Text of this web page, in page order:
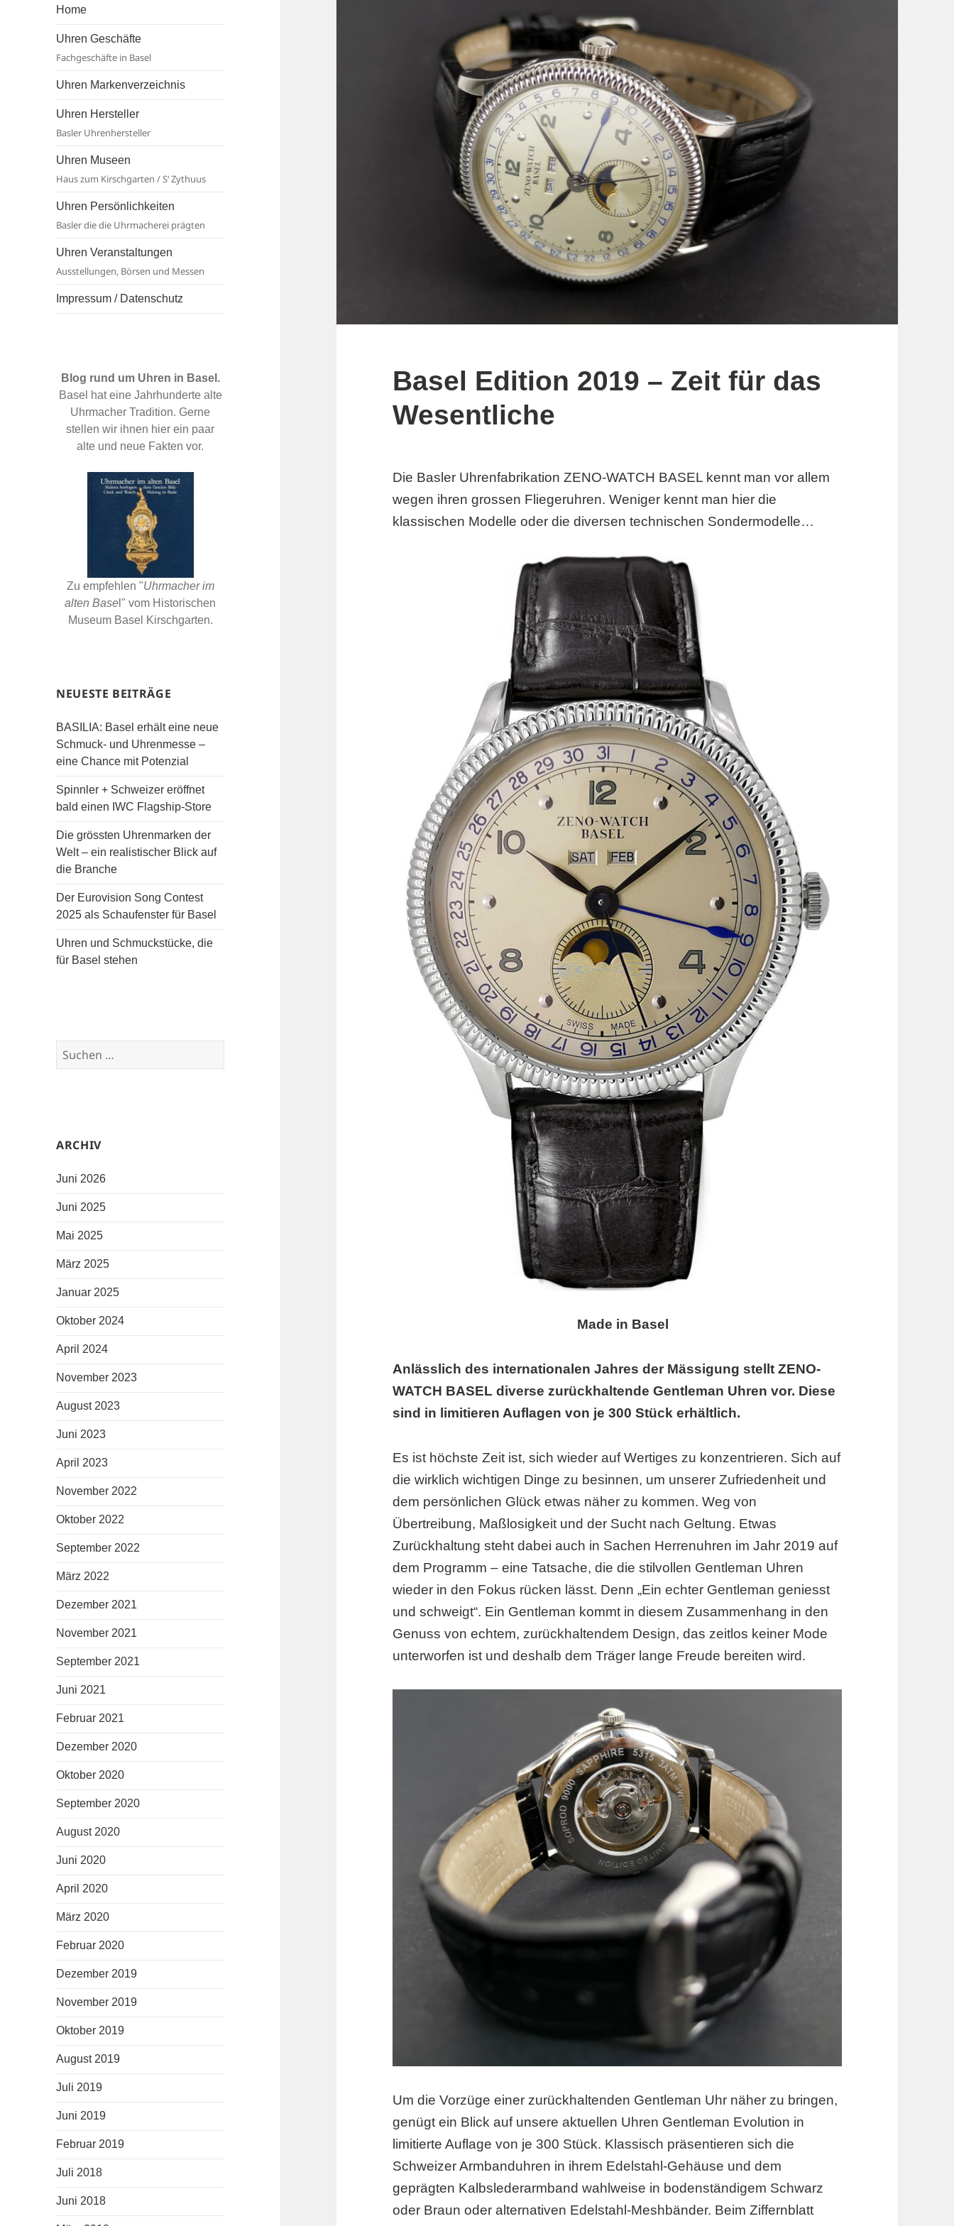
Basel
Home
Uhren Geschäfte
Fachgeschäfte in Basel
Uhren Markenverzeichnis
Uhren Hersteller
Basler Uhrenhersteller
Uhren Museen
Haus zum Kirschgarten / S‘ Zythuus
Uhren Persönlichkeiten
Basler die die Uhrmacherei prägten
Uhren Veranstaltungen
Ausstellungen, Börsen und Messen
Impressum / Datenschutz
Blog rund um Uhren in Basel.
Basel hat eine Jahrhunderte alte
Uhrmacher Tradition. Gerne
stellen wir ihnen hier ein paar
alte und neue Fakten vor.
Zu empfehlen "Uhrmacher im
alten Base l" vom Historischen
Museum Basel Kirschgarten.
NEUESTE BEITRÄGE
BASILIA: Basel erhält eine neue
Schmuck- und Uhrenmesse –
eine Chance mit Potenzial
Spinnler + Schweizer eröffnet
bald einen IWC Flagship-Store
Die grössten Uhrenmarken der
Welt – ein realistischer Blick auf
die Branche
Der Eurovision Song Contest
2025 als Schaufenster für Basel
Uhren und Schmuckstücke, die
für Basel stehen
ARCHIV
Juni 2026
Juni 2025
Mai 2025
März 2025
Januar 2025
Oktober 2024
April 2024
November 2023
August 2023
Juni 2023
April 2023
November 2022
Oktober 2022
September 2022
März 2022
Dezember 2021
November 2021
September 2021
Juni 2021
Februar 2021
Dezember 2020
Oktober 2020
September 2020
August 2020
Juni 2020
April 2020
März 2020
Februar 2020
Dezember 2019
November 2019
Oktober 2019
August 2019
Juli 2019
Juni 2019
Februar 2019
Juli 2018
Juni 2018
Basel Edition 2019 – Zeit für das
Wesentliche
Die Basler Uhrenfabrikation ZENO-WATCH BASEL kennt man vor allem
wegen ihren grossen Fliegeruhren. Weniger kennt man hier die
klassischen Modelle oder die diversen technischen Sondermodelle…
Made in Basel
Anlässlich des internationalen Jahres der Mässigung stellt ZENO-
WATCH BASEL diverse zurückhaltende Gentleman Uhren vor. Diese
sind in limitieren Auflagen von je 300 Stück erhältlich.
Es ist höchste Zeit ist, sich wieder auf Wertiges zu konzentrieren. Sich auf
die wirklich wichtigen Dinge zu besinnen, um unserer Zufriedenheit und
dem persönlichen Glück etwas näher zu kommen. Weg von
Übertreibung, Maßlosigkeit und der Sucht nach Geltung. Etwas
Zurückhaltung steht dabei auch in Sachen Herrenuhren im Jahr 2019 auf
dem Programm – eine Tatsache, die die stilvollen Gentleman Uhren
wieder in den Fokus rücken lässt. Denn „Ein echter Gentleman geniesst
und schweigt“. Ein Gentleman kommt in diesem Zusammenhang in den
Genuss von echtem, zurückhaltendem Design, das zeitlos keiner Mode
unterworfen ist und deshalb dem Träger lange Freude bereiten wird.
Um die Vorzüge einer zurückhaltenden Gentleman Uhr näher zu bringen,
genügt ein Blick auf unsere aktuellen Uhren Gentleman Evolution in
limitierte Auflage von je 300 Stück. Klassisch präsentieren sich die
Schweizer Armbanduhren in ihrem Edelstahl-Gehäuse und dem
geprägten Kalbslederarmband wahlweise in bodenständigem Schwarz
oder Braun oder alternativen Edelstahl-Meshbänder. Beim Ziffernblatt